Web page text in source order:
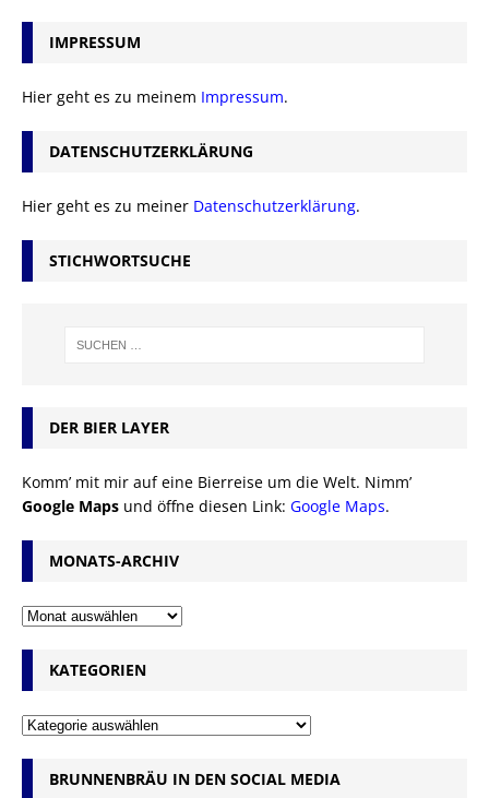
IMPRESSUM
Hier geht es zu meinem Impressum.
DATENSCHUTZERKLÄRUNG
Hier geht es zu meiner Datenschutzerklärung.
STICHWORTSUCHE
DER BIER LAYER
Komm’ mit mir auf eine Bierreise um die Welt. Nimm’
Google Maps und öffne diesen Link: Google Maps.
MONATS-ARCHIV
KATEGORIEN
BRUNNENBRÄU IN DEN SOCIAL MEDIA